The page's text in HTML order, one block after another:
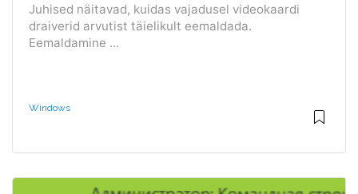
Juhised näitavad, kuidas vajadusel videokaardi
draiverid arvutist täielikult eemaldada.
Eemaldamine ...
Windows